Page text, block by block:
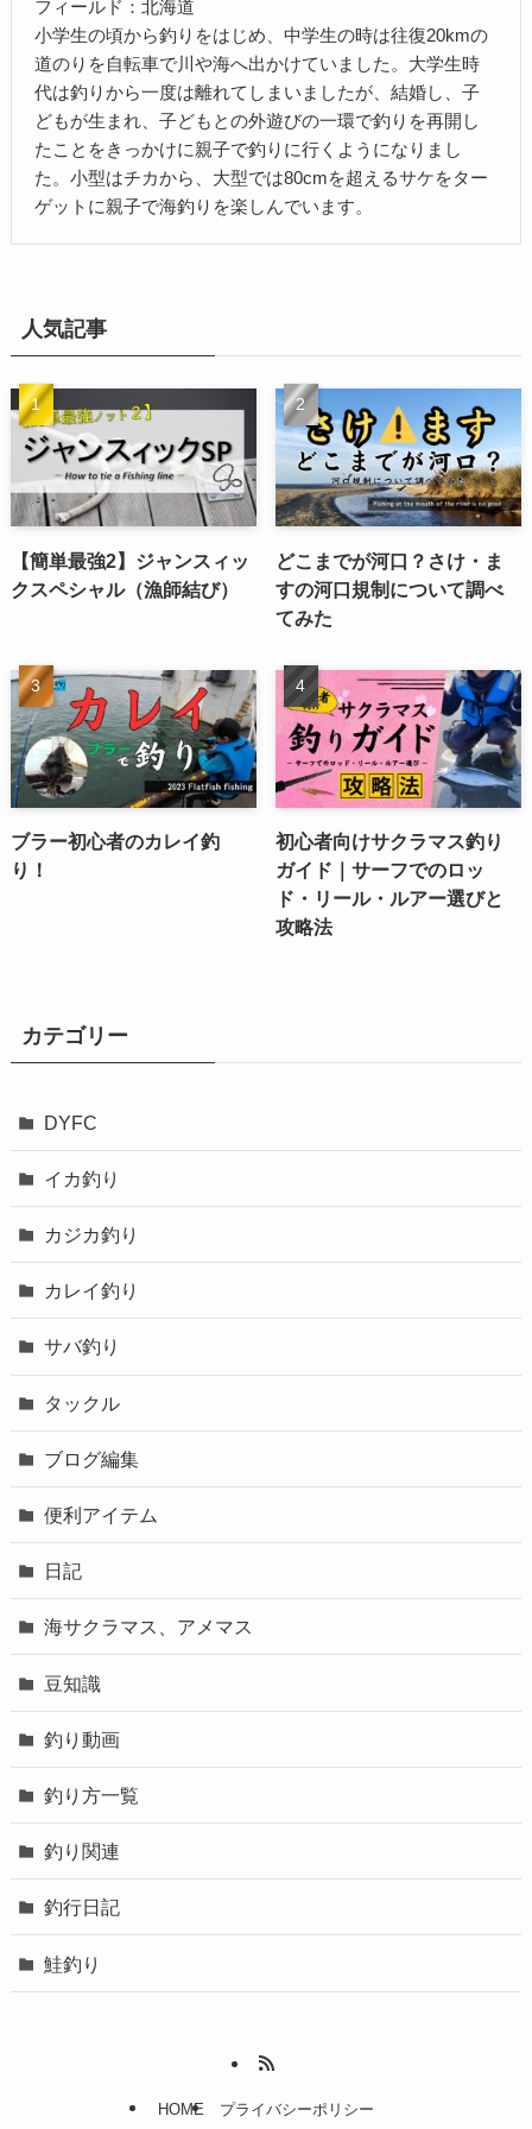
フィールド：北海道
小学生の頃から釣りをはじめ、中学生の時は往復20kmの
道のりを自転車で川や海へ出かけていました。大学生時
代は釣りから一度は離れてしまいましたが、結婚し、子
どもが生まれ、子どもとの外遊びの一環で釣りを再開し
たことをきっかけに親子で釣りに行くようになりまし
た。小型はチカから、大型では80cmを超えるサケをター
ゲットに親子で海釣りを楽しんでいます。
人気記事
【簡単最強2】ジャンスィッ
クスペシャル（漁師結び）
どこまでが河口？さけ・ま
すの河口規制について調べ
てみた
ブラー初心者のカレイ釣
り！
初心者向けサクラマス釣り
ガイド｜サーフでのロッ
ド・リール・ルアー選びと
攻略法
カテゴリー
DYFC
イカ釣り
カジカ釣り
カレイ釣り
サバ釣り
タックル
ブログ編集
便利アイテム
日記
海サクラマス、アメマス
豆知識
釣り動画
釣り方一覧
釣り関連
釣行日記
鮭釣り
HOME プライバシーポリシー